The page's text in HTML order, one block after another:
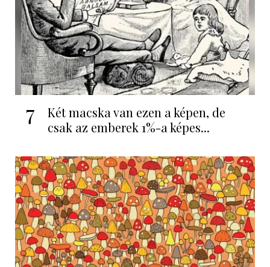
7
Két macska van ezen a képen, de
csak az emberek 1%-a képes...